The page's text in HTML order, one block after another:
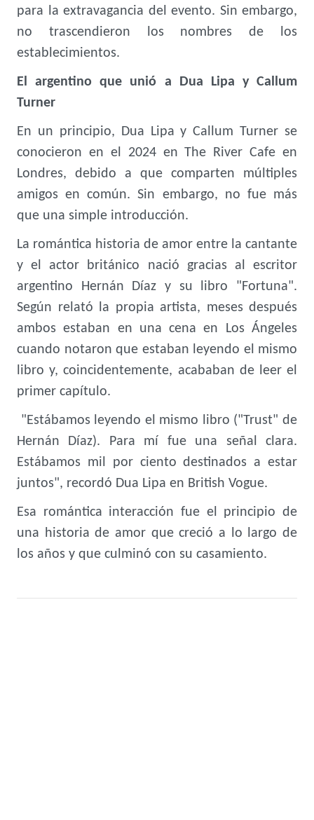
para la extravagancia del evento. Sin embargo,
no trascendieron los nombres de los
establecimientos.
El argentino que unió a Dua Lipa y Callum
Turner
En un principio, Dua Lipa y Callum Turner se
conocieron en el 2024 en The River Cafe en
Londres, debido a que comparten múltiples
amigos en común. Sin embargo, no fue más
que una simple introducción.
La romántica historia de amor entre la cantante
y el actor británico nació gracias al escritor
argentino Hernán Díaz y su libro "Fortuna".
Según relató la propia artista, meses después
ambos estaban en una cena en Los Ángeles
cuando notaron que estaban leyendo el mismo
libro y, coincidentemente, acababan de leer el
primer capítulo.
"Estábamos leyendo el mismo libro ("Trust" de
Hernán Díaz). Para mí fue una señal clara.
Estábamos mil por ciento destinados a estar
juntos", recordó Dua Lipa en British Vogue.
Esa romántica interacción fue el principio de
una historia de amor que creció a lo largo de
los años y que culminó con su casamiento.